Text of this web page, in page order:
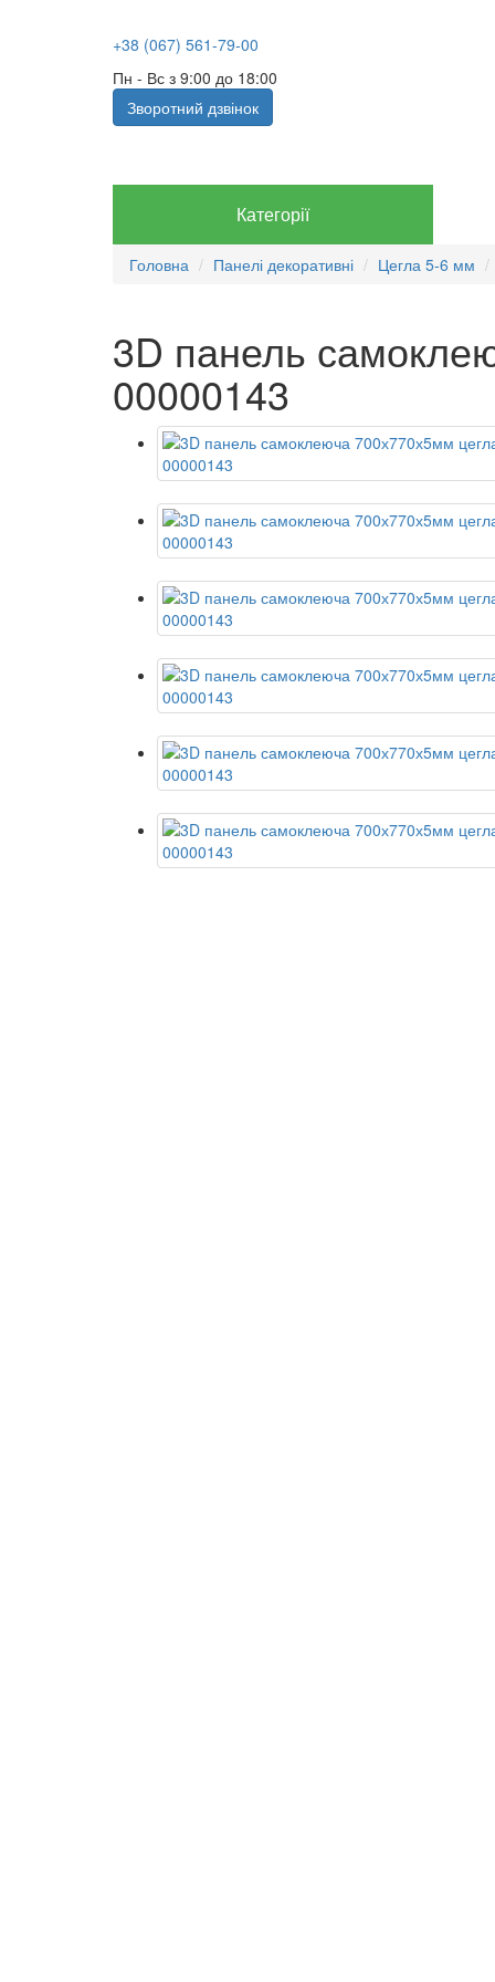
+38 (067) 561-79-00
Пн - Вс з 9:00 до 18:00
Зворотний дзвінок
Категорії
Головна Панелі декоративні Цегла 5-6 мм
3D панель
00000143